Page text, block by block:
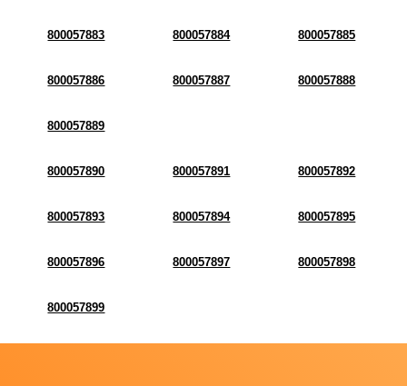
800057883 800057884 800057885
800057886 800057887 800057888
800057889
800057890 800057891 800057892
800057893 800057894 800057895
800057896 800057897 800057898
800057899